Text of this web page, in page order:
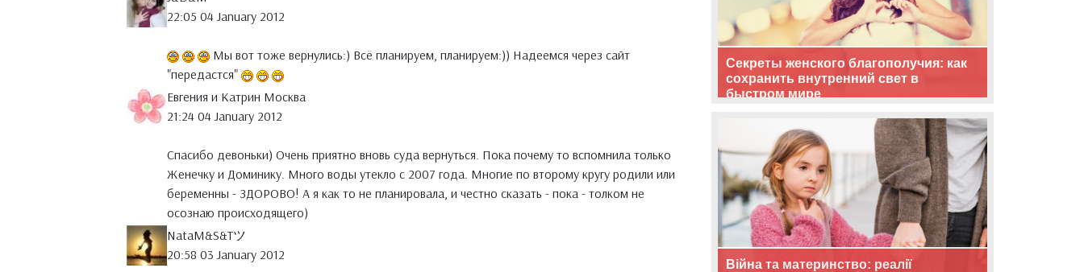
22:05 04 January 2012
Мы вот тоже вернулись:) Всё планируем, планируем:)) Надеемся через сайт
"передастся"
Евгения и Катрин Москва
21:24 04 January 2012
Спасибо девоньки) Очень приятно вновь суда вернуться. Пока почему то вспомнила только
Женечку и Доминику. Много воды утекло с 2007 года. Многие по второму кругу родили или
беременны - ЗДОРОВО! А я как то не планировала, и честно сказать - пока - толком не
осознаю происходящего)
NataM&S&Tツ
20:58 03 January 2012
Секреты женского благополучия: как
сохранить внутренний свет в
быстром мире
Війна та материнство: реалії